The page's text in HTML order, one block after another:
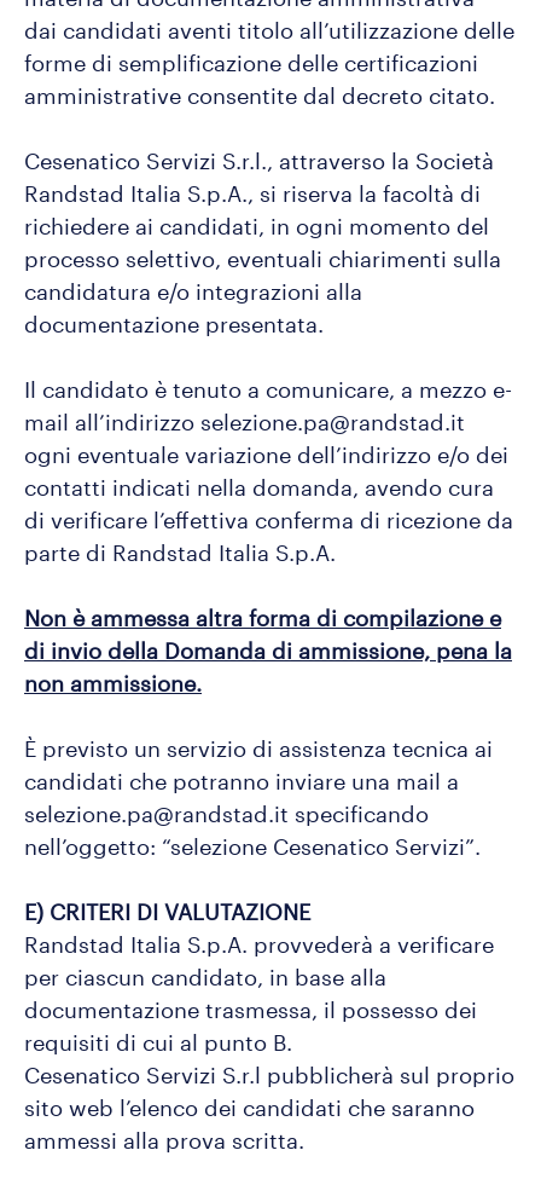
dai candidati aventi titolo all’utilizzazione delle
forme di semplificazione delle certificazioni
amministrative consentite dal decreto citato.
Cesenatico Servizi S.r.l., attraverso la Società
Randstad Italia S.p.A., si riserva la facoltà di
richiedere ai candidati, in ogni momento del
processo selettivo, eventuali chiarimenti sulla
candidatura e/o integrazioni alla
documentazione presentata.
Il candidato è tenuto a comunicare, a mezzo e-
mail all’indirizzo selezione.pa@randstad.it
ogni eventuale variazione dell’indirizzo e/o dei
contatti indicati nella domanda, avendo cura
di verificare l’effettiva conferma di ricezione da
parte di Randstad Italia S.p.A.
Non è ammessa altra forma di compilazione e
di invio della Domanda di ammissione, pena la
non ammissione.
È previsto un servizio di assistenza tecnica ai
candidati che potranno inviare una mail a
selezione.pa@randstad.it specificando
nell’oggetto: “selezione Cesenatico Servizi”.
E) CRITERI DI VALUTAZIONE
Randstad Italia S.p.A. provvederà a verificare
per ciascun candidato, in base alla
documentazione trasmessa, il possesso dei
requisiti di cui al punto B.
Cesenatico Servizi S.r.l pubblicherà sul proprio
sito web l’elenco dei candidati che saranno
ammessi alla prova scritta.